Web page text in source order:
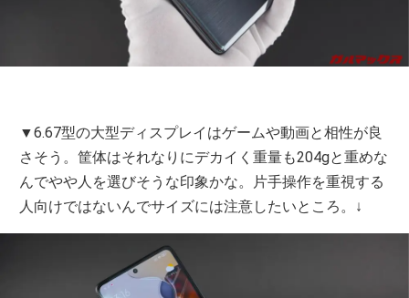
▼6.67型の大型ディスプレイはゲームや動画と相性が良
さそう。筐体はそれなりにデカイく重量も204gと重めな
んでやや人を選びそうな印象かな。片手操作を重視する
人向けではないんでサイズには注意したいところ。↓